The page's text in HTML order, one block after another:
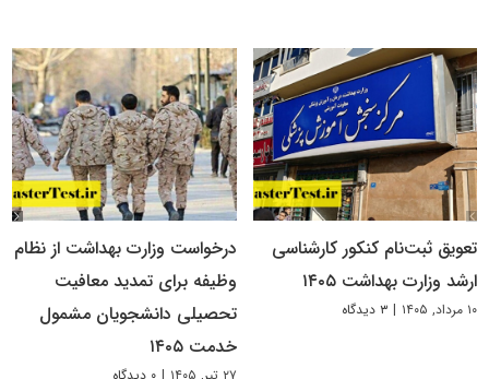
تعویق ثبت‌نام کنکور کارشناسی
ارشد وزارت بهداشت ۱۴۰۵
۱۰ مرداد, ۱۴۰۵ | ۳ دیدگاه
درخواست وزارت بهداشت از نظام
وظیفه برای تمدید معافیت
تحصیلی دانشجویان مشمول
خدمت ۱۴۰۵